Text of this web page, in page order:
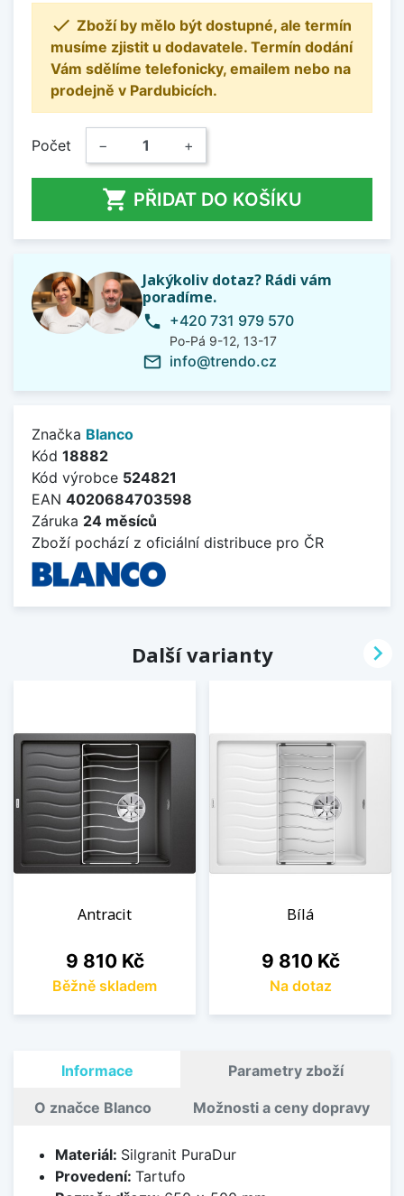
 Zboží by mělo být dostupné, ale termín
musíme zjistit u dodavatele. Termín dodání
Vám sdělíme telefonicky, emailem nebo na
prodejně v Pardubicích.
Počet − +
 PŘIDAT DO KOŠÍKU
Jakýkoliv dotaz? Rádi vám
poradíme.
phone +420 731 979 570
Po-Pá 9-12, 13-17
mail_outline info@trendo.cz
Značka Blanco
Kód 18882
Kód výrobce 524821
EAN 4020684703598
Záruka 24 měsíců
Zboží pochází z oficiální distribuce pro ČR
Další varianty
Antracit
Cena
9 810 Kč
Běžně skladem
Bílá
Cena
9 810 Kč
Na dotaz

Informace Parametry zboží
O značce Blanco Možnosti a ceny dopravy
Materiál: Silgranit PuraDur
Provedení: Tartufo